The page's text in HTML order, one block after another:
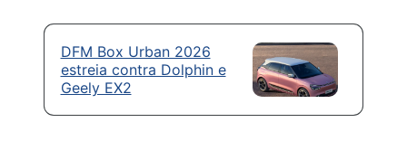
DFM Box Urban 2026
estreia contra Dolphin e
Geely EX2